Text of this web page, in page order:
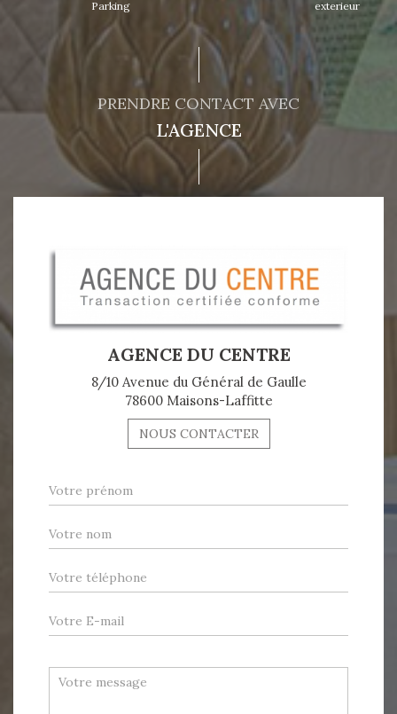
Parking exterieur
PRENDRE CONTACT AVEC
L'AGENCE
AGENCE DU CENTRE
8/10 Avenue du Général de Gaulle
78600 Maisons-Laffitte
NOUS CONTACTER